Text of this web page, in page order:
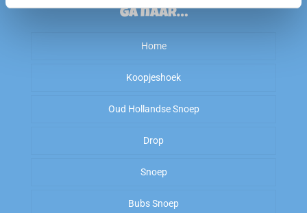
Ga naar…
Home
Koopjeshoek
Sale
OP=OP
Kiloknallers
To Good To Go
Oud Hollandse Snoep
Drop
Zoet
Zout
Snoep
Amerikaans Snoep
Bubs Snoep